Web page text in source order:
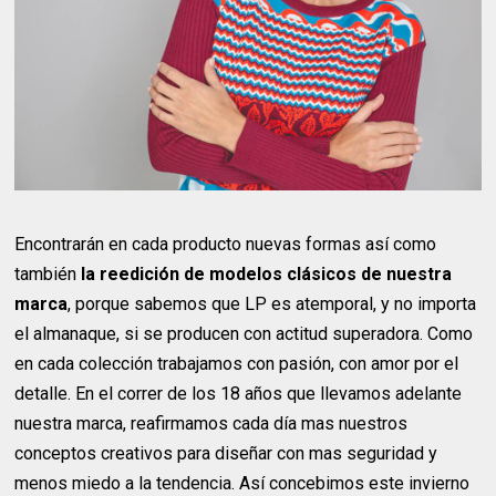
Encontrarán en cada producto nuevas formas así como
también la reedición de modelos clásicos de nuestra
marca, porque sabemos que LP es atemporal, y no importa
el almanaque, si se producen con actitud superadora. Como
en cada colección trabajamos con pasión, con amor por el
detalle. En el correr de los 18 años que llevamos adelante
nuestra marca, reafirmamos cada día mas nuestros
conceptos creativos para diseñar con mas seguridad y
menos miedo a la tendencia. Así concebimos este invierno